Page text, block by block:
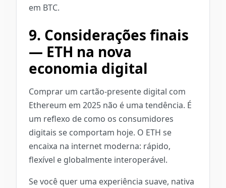
em BTC.
9. Considerações finais
— ETH na nova
economia digital
Comprar um cartão-presente digital com
Ethereum em 2025 não é uma tendência. É
um reflexo de como os consumidores
digitais se comportam hoje. O ETH se
encaixa na internet moderna: rápido,
flexível e globalmente interoperável.
Se você quer uma experiência suave, nativa